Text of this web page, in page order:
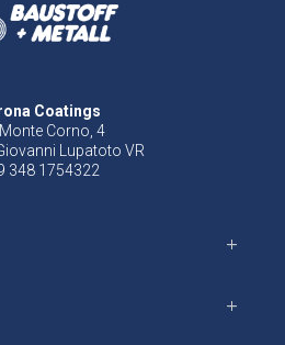
Coatings
Corno, 4
Lupatoto VR
348 1754322